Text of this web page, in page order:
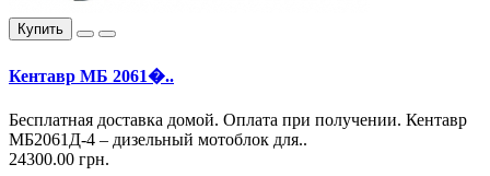
Купить
Кентавр МБ 2061�..
Бесплатная доставка домой. Оплата при получении. Кентавр
МБ2061Д-4 – дизельный мотоблок для..
24300.00 грн.